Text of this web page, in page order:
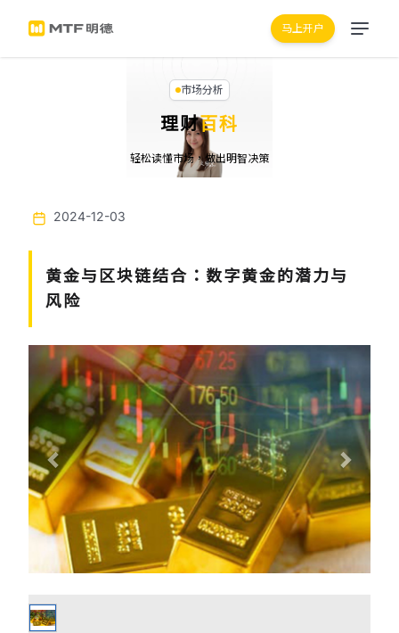
马上开户
市场分析
理财百科
轻松读懂市场，做出明智决策
2024-12-03
黄金与区块链结合：数字黄金的潜力与
风险
Previous Next